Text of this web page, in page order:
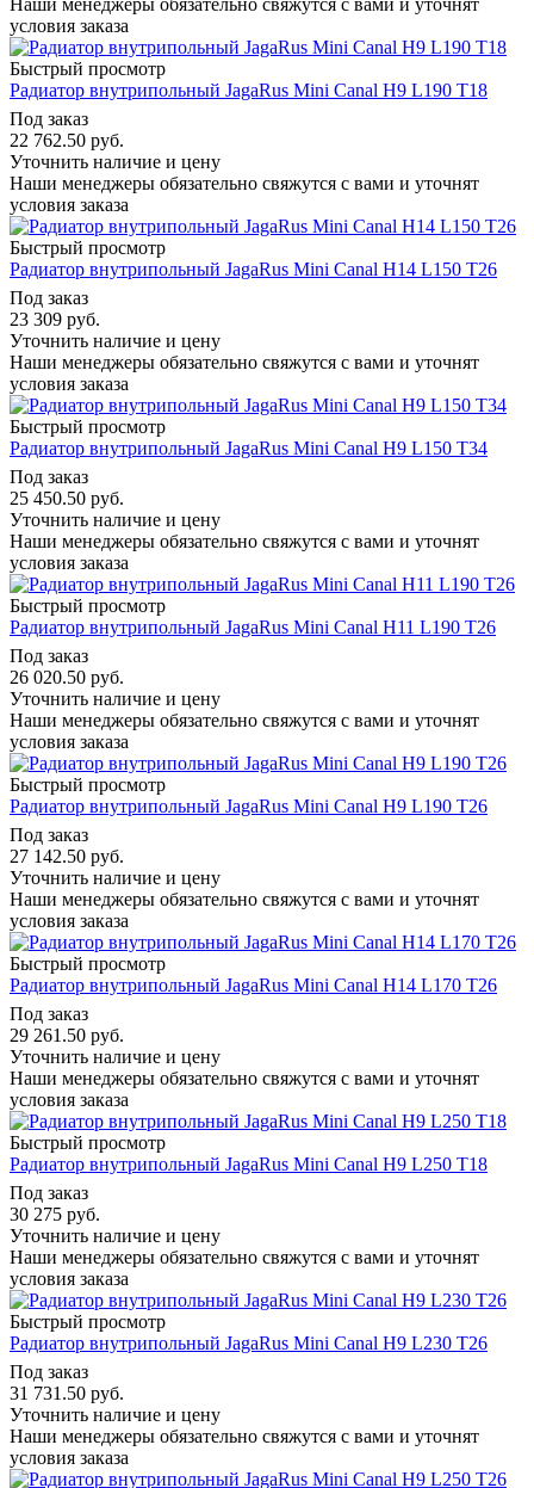
условия заказа
Быстрый просмотр
Радиатор внутрипольный JagaRus Mini Canal H9 L190 T18
Под заказ
22 762.50 руб.
Уточнить наличие и цену
Наши менеджеры обязательно свяжутся с вами и уточнят
условия заказа
Быстрый просмотр
Радиатор внутрипольный JagaRus Mini Canal H14 L150 T26
Под заказ
23 309 руб.
Уточнить наличие и цену
Наши менеджеры обязательно свяжутся с вами и уточнят
условия заказа
Быстрый просмотр
Радиатор внутрипольный JagaRus Mini Canal H9 L150 T34
Под заказ
25 450.50 руб.
Уточнить наличие и цену
Наши менеджеры обязательно свяжутся с вами и уточнят
условия заказа
Быстрый просмотр
Радиатор внутрипольный JagaRus Mini Canal H11 L190 T26
Под заказ
26 020.50 руб.
Уточнить наличие и цену
Наши менеджеры обязательно свяжутся с вами и уточнят
условия заказа
Быстрый просмотр
Радиатор внутрипольный JagaRus Mini Canal H9 L190 T26
Под заказ
27 142.50 руб.
Уточнить наличие и цену
Наши менеджеры обязательно свяжутся с вами и уточнят
условия заказа
Быстрый просмотр
Радиатор внутрипольный JagaRus Mini Canal H14 L170 T26
Под заказ
29 261.50 руб.
Уточнить наличие и цену
Наши менеджеры обязательно свяжутся с вами и уточнят
условия заказа
Быстрый просмотр
Радиатор внутрипольный JagaRus Mini Canal H9 L250 T18
Под заказ
30 275 руб.
Уточнить наличие и цену
Наши менеджеры обязательно свяжутся с вами и уточнят
условия заказа
Быстрый просмотр
Радиатор внутрипольный JagaRus Mini Canal H9 L230 T26
Под заказ
31 731.50 руб.
Уточнить наличие и цену
Наши менеджеры обязательно свяжутся с вами и уточнят
условия заказа